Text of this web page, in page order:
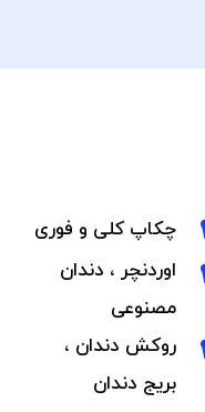
چکاپ کلی و فوری
اوردنچر ، دندان
مصنوعی
روکش دندان ،
بریج دندان